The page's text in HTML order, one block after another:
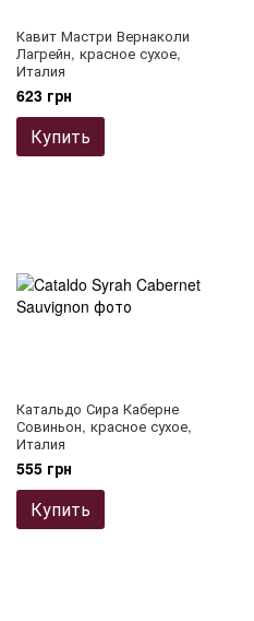
Кавит Мастри Вернаколи
Лагрейн, красное сухое,
Италия
623 грн
Купить
Катальдо Сира Каберне
Совиньон, красное сухое,
Италия
555 грн
Купить